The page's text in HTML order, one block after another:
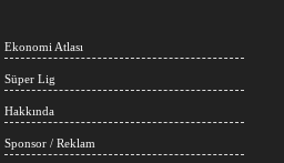
Ekonomi Atlası
Süper Lig
Hakkında
Sponsor / Reklam